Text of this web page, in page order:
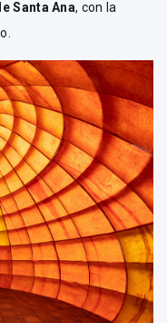
Santa Ana, con la